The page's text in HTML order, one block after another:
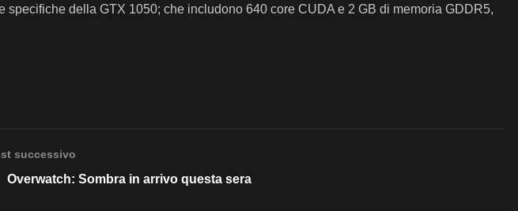
specifiche della GTX 1050; che includono 640 core CUDA e 2 GB di memoria GDDR5,
successivo
Overwatch: Sombra in arrivo questa sera